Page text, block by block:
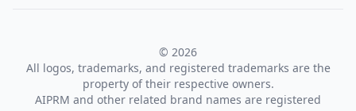
© 2026
All logos, trademarks, and registered trademarks are the
property of their respective owners.
AIPRM and other related brand names are registered